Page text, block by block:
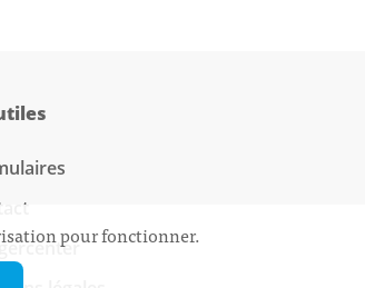
pour fonctionner.